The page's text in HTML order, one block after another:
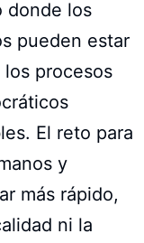
donde los
pueden estar
procesos
El reto para
y
más rápido,
ni la